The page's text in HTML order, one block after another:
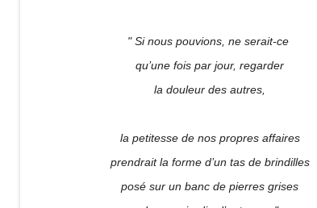
" Si nous pouvions, ne serait-ce
qu’une fois par jour, regarder
la douleur des autres,
la petitesse de nos propres affaires
prendrait la forme d’un tas de brindilles
posé sur un banc de pierres grises